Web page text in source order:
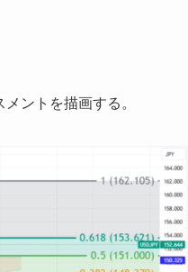
ントを描画する。